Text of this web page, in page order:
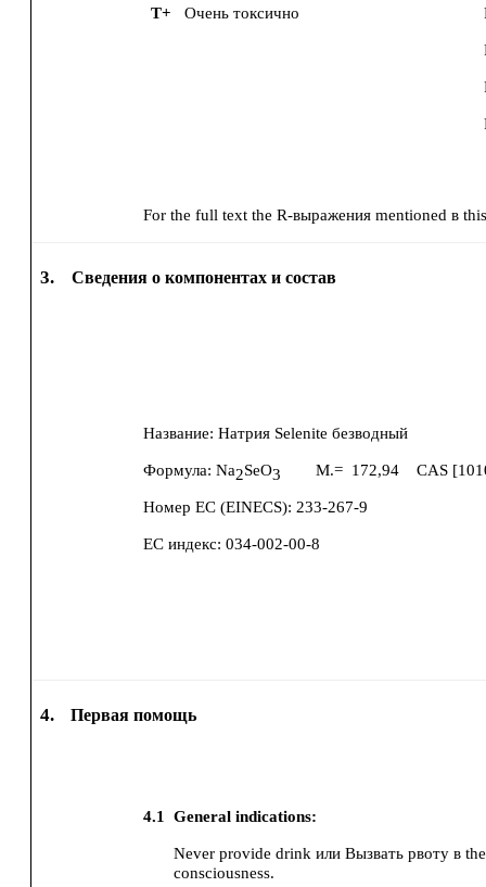
T+ Очень токсично
For the full text the R-выражения mentioned в
3. Сведения о компонентах и состав
Название: Натрия Selenite безводный
Формула: Na2SeO3 M.= 172,94 CAS [
Номер ЕС (EINECS): 233-267-9
ЕС индекс: 034-002-00-8
4. Первая помощь
4.1 General indications:
Never provide drink или Вызвать рвоту в
consciousness.